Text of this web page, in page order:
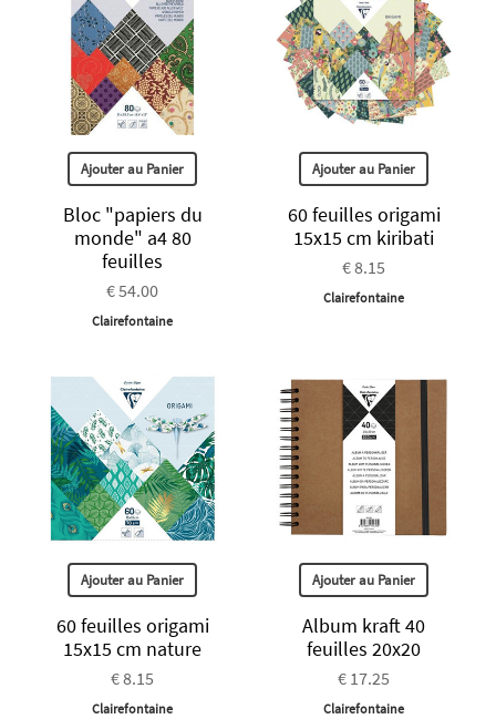
Ajouter au Panier
Bloc "papiers du
monde" a4 80
feuilles
€ 54.00
Clairefontaine
Ajouter au Panier
60 feuilles origami
15x15 cm kiribati
€ 8.15
Clairefontaine
Ajouter au Panier
60 feuilles origami
15x15 cm nature
€ 8.15
Clairefontaine
Ajouter au Panier
Album kraft 40
feuilles 20x20
€ 17.25
Clairefontaine